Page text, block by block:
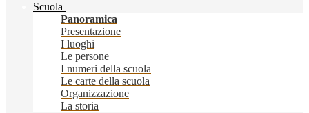
Scuola
Panoramica
Presentazione
I luoghi
Le persone
I numeri della scuola
Le carte della scuola
Organizzazione
La storia